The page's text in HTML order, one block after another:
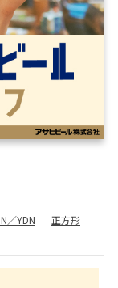
／YDN 正方形